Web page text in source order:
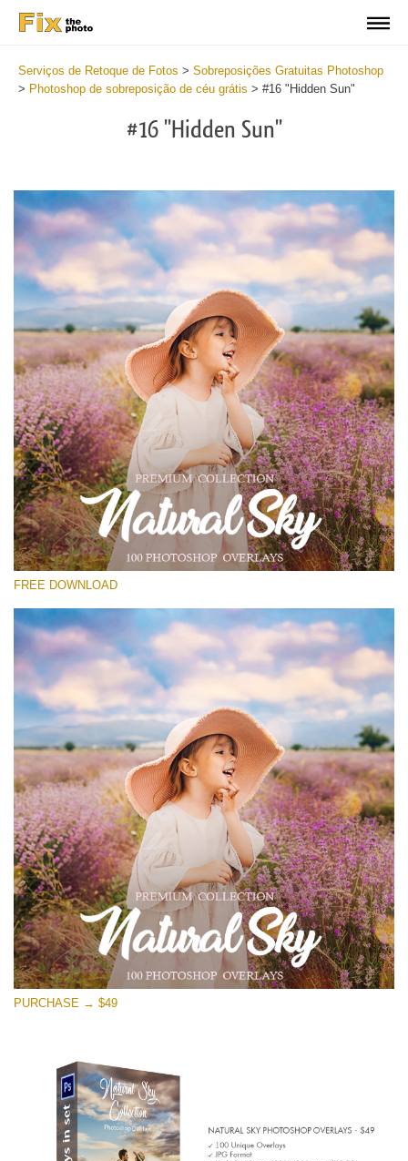
Serviços de Retoque de Fotos > Sobreposições Gratuitas Photoshop
> Photoshop de sobreposição de céu grátis > #16 "Hidden Sun"
#16 "Hidden Sun"
Por favor selecione
Free Photoshop Overlay #16
Small 800*533px
Natural Sky
(100 Overlays)
4 Seasons (411 Overlays)
Large 6000*4000px
Entire Collection
(1783 Overlays)
Large 6000*4000px
Download Grátis
FREE DOWNLOAD
PURCHASE → $49